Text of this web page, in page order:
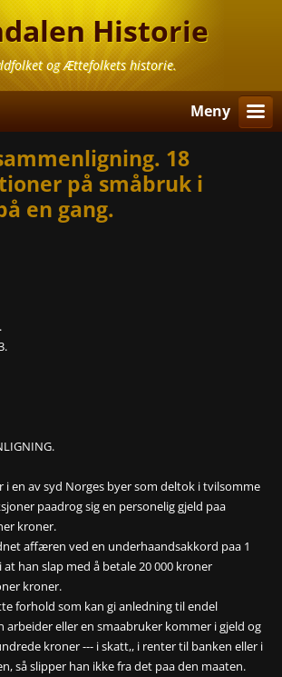
Historie
og Ættefolkets historie.
Meny
18
på småbruk i
en gang.
i en av syd Norges byer som deltok i tvilsomme
paadrog sig en personelig gjeld paa
kroner.
affæren ved en underhaandsakkord paa 1
han slap med å betale 20 000 kroner
kroner.
forhold som kan gi anledning til endel
arbeider eller en smaabruker kommer i gjeld og
kroner --- i skatt,, i renter til banken eller i
så slipper han ikke fra det paa den maaten.